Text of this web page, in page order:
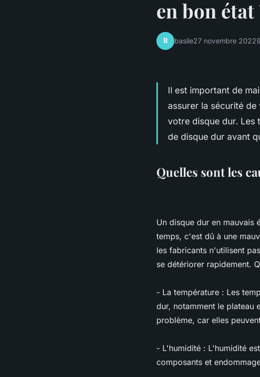
en bon état
B basile27 novembre 2022
Il est important de
assurer la sécurité
votre disque dur. Les
de disque dur avant
Quelles sont les
Un disque dur en mauvais
temps, c'est dû à une
les fabricants n'utilisent
se détériorer rapidement.
- La température : Les
dur, notamment le plateau
problème, car elles
- L'humidité : L'humidité
composants et